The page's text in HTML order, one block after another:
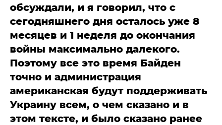
обсуждали, и я говорил, что с
сегодняшнего дня осталось уже 8
месяцев и 1 неделя до окончания
войны максимально далекого.
Поэтому все это время Байден
точно и администрация
американская будут поддерживать
Украину всем, о чем сказано и в
этом тексте, и было сказано ранее